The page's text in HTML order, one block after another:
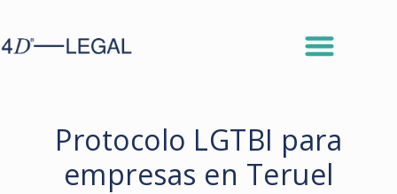
Protocolo LGTBI para
empresas en Teruel